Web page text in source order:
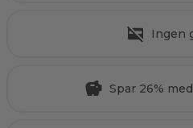
Ingen
Spar 26%